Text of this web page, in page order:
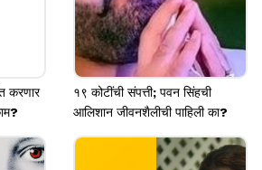
करणार
१९ कोटींची संपत्ती; पवन सिंहची
आलिशान जीवनशैलीची पाहिली का?